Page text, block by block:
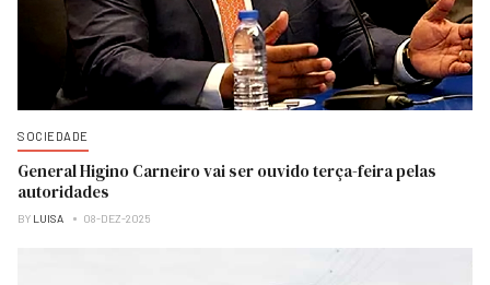
SOCIEDADE
General Higino Carneiro vai ser ouvido terça-feira pelas
autoridades
BY LUISA 08-DEZ-2025